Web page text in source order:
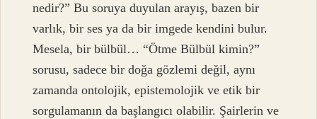
nedir?” Bu soruya duyulan arayış, bazen bir
varlık, bir ses ya da bir imgede kendini bulur.
Mesela, bir bülbül… “Ötme Bülbül kimin?”
sorusu, sadece bir doğa gözlemi değil, aynı
zamanda ontolojik, epistemolojik ve etik bir
sorgulamanın da başlangıcı olabilir. Şairlerin ve